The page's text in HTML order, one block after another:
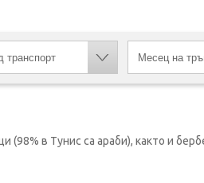
в Тунис са араби), както и